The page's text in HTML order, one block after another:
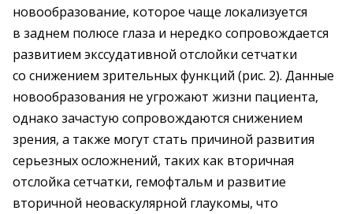
новообразование, которое чаще локализуется
в заднем полюсе глаза и нередко сопровождается
развитием экссудативной отслойки сетчатки
со снижением зрительных функций (рис. 2). Данные
новообразования не угрожают жизни пациента,
однако зачастую сопровож­даются снижением
зрения, а также могут стать причиной развития
серьезных осложнений, таких как ­вторичная
отслойка ­сетчатки, гемофтальм и развитие
вторичной неоваскулярной глаукомы, что